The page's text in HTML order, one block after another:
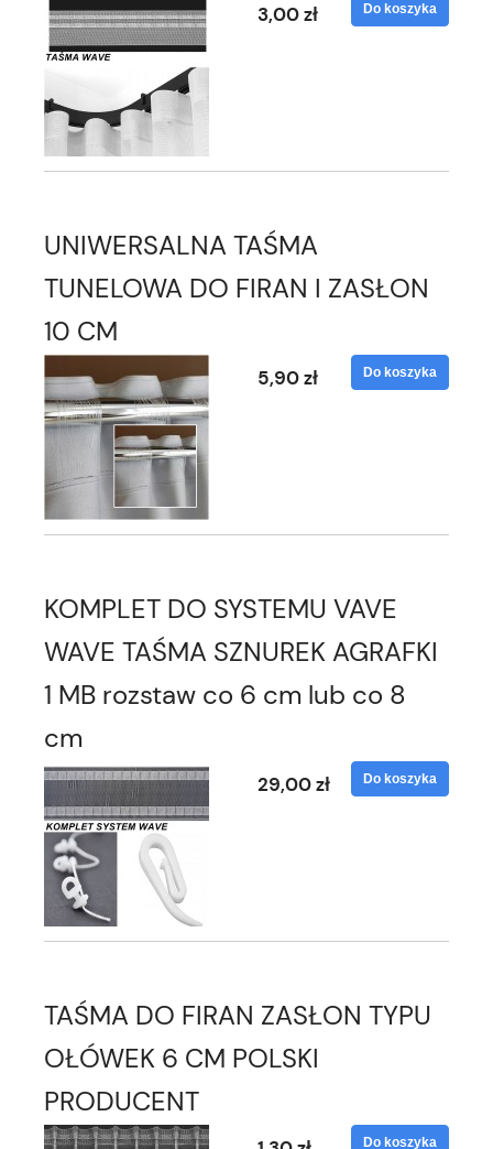
3,00 zł Do koszyka
UNIWERSALNA TAŚMA
TUNELOWA DO FIRAN I ZASŁON
10 CM
5,90 zł Do koszyka
KOMPLET DO SYSTEMU VAVE
WAVE TAŚMA SZNUREK AGRAFKI
1 MB rozstaw co 6 cm lub co 8
cm
29,00 zł Do koszyka
TAŚMA DO FIRAN ZASŁON TYPU
OŁÓWEK 6 CM POLSKI
PRODUCENT
Do koszyka